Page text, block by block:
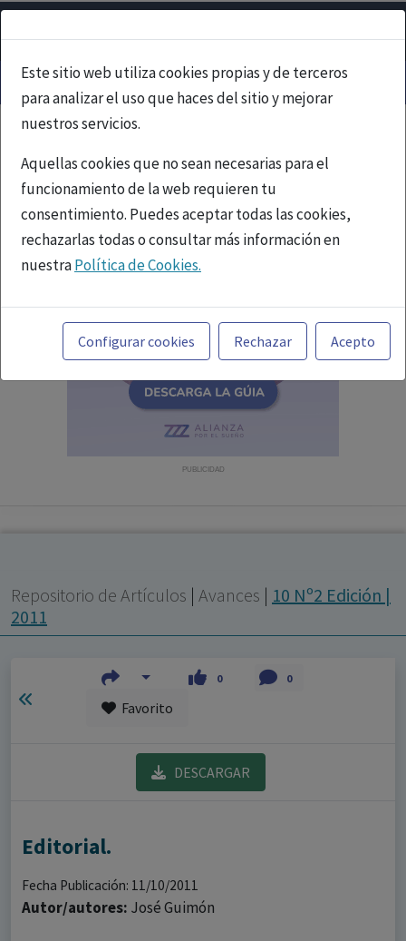
Este sitio web utiliza cookies propias y de terceros
para analizar el uso que haces del sitio y mejorar
nuestros servicios.
Aquellas cookies que no sean necesarias para el
funcionamiento de la web requieren tu
consentimiento. Puedes aceptar todas las cookies,
rechazarlas todas o consultar más información en
nuestraPolítica de Cookies.
Toda la información incluida en la Página Web está
referida a productos del mercado español y, por
tanto, dirigida a profesionales sanitarios legalmente
facultados para prescribir o dispensar medicamentos
con ejercicio profesional. La información técnica de los
fármacos se facilita a título meramente informativo,
Configurar cookies Rechazar Acepto
PUBLICIDAD
Repositorio de Artículos | Avances | 10 Nº2 Edición |
2011
0 0
Favorito
DESCARGAR
Editorial.
Fecha Publicación: 11/10/2011
Autor/autores: José Guimón